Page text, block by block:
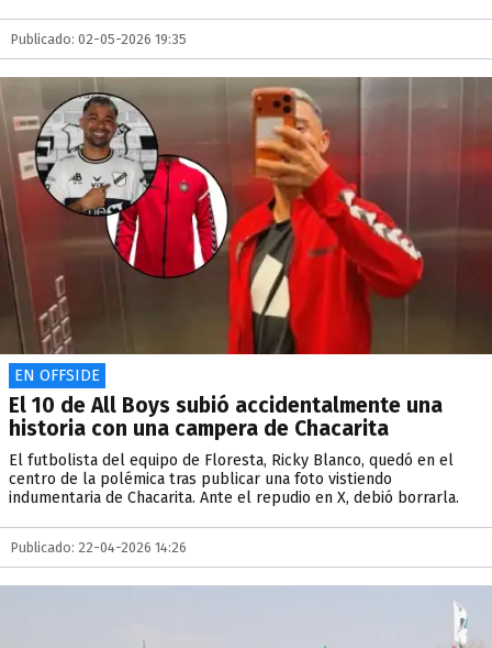
Publicado: 02-05-2026 19:35
EN OFFSIDE
El 10 de All Boys subió accidentalmente una
historia con una campera de Chacarita
El futbolista del equipo de Floresta, Ricky Blanco, quedó en el
centro de la polémica tras publicar una foto vistiendo
indumentaria de Chacarita. Ante el repudio en X, debió borrarla.
Publicado: 22-04-2026 14:26